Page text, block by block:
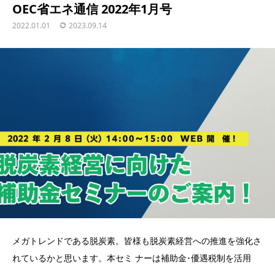
OEC省エネ通信 2022年1月号
2022.01.01 2023.09.14
メガトレンドである脱炭素。皆様も脱炭素経営への推進を強化さ
れているかと思います。本セミ ナーは補助金･優遇税制を活用